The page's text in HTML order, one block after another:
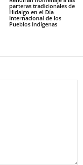
parteras tradicionales de
Hidalgo en el Día
Internacional de los
Pueblos Indígenas